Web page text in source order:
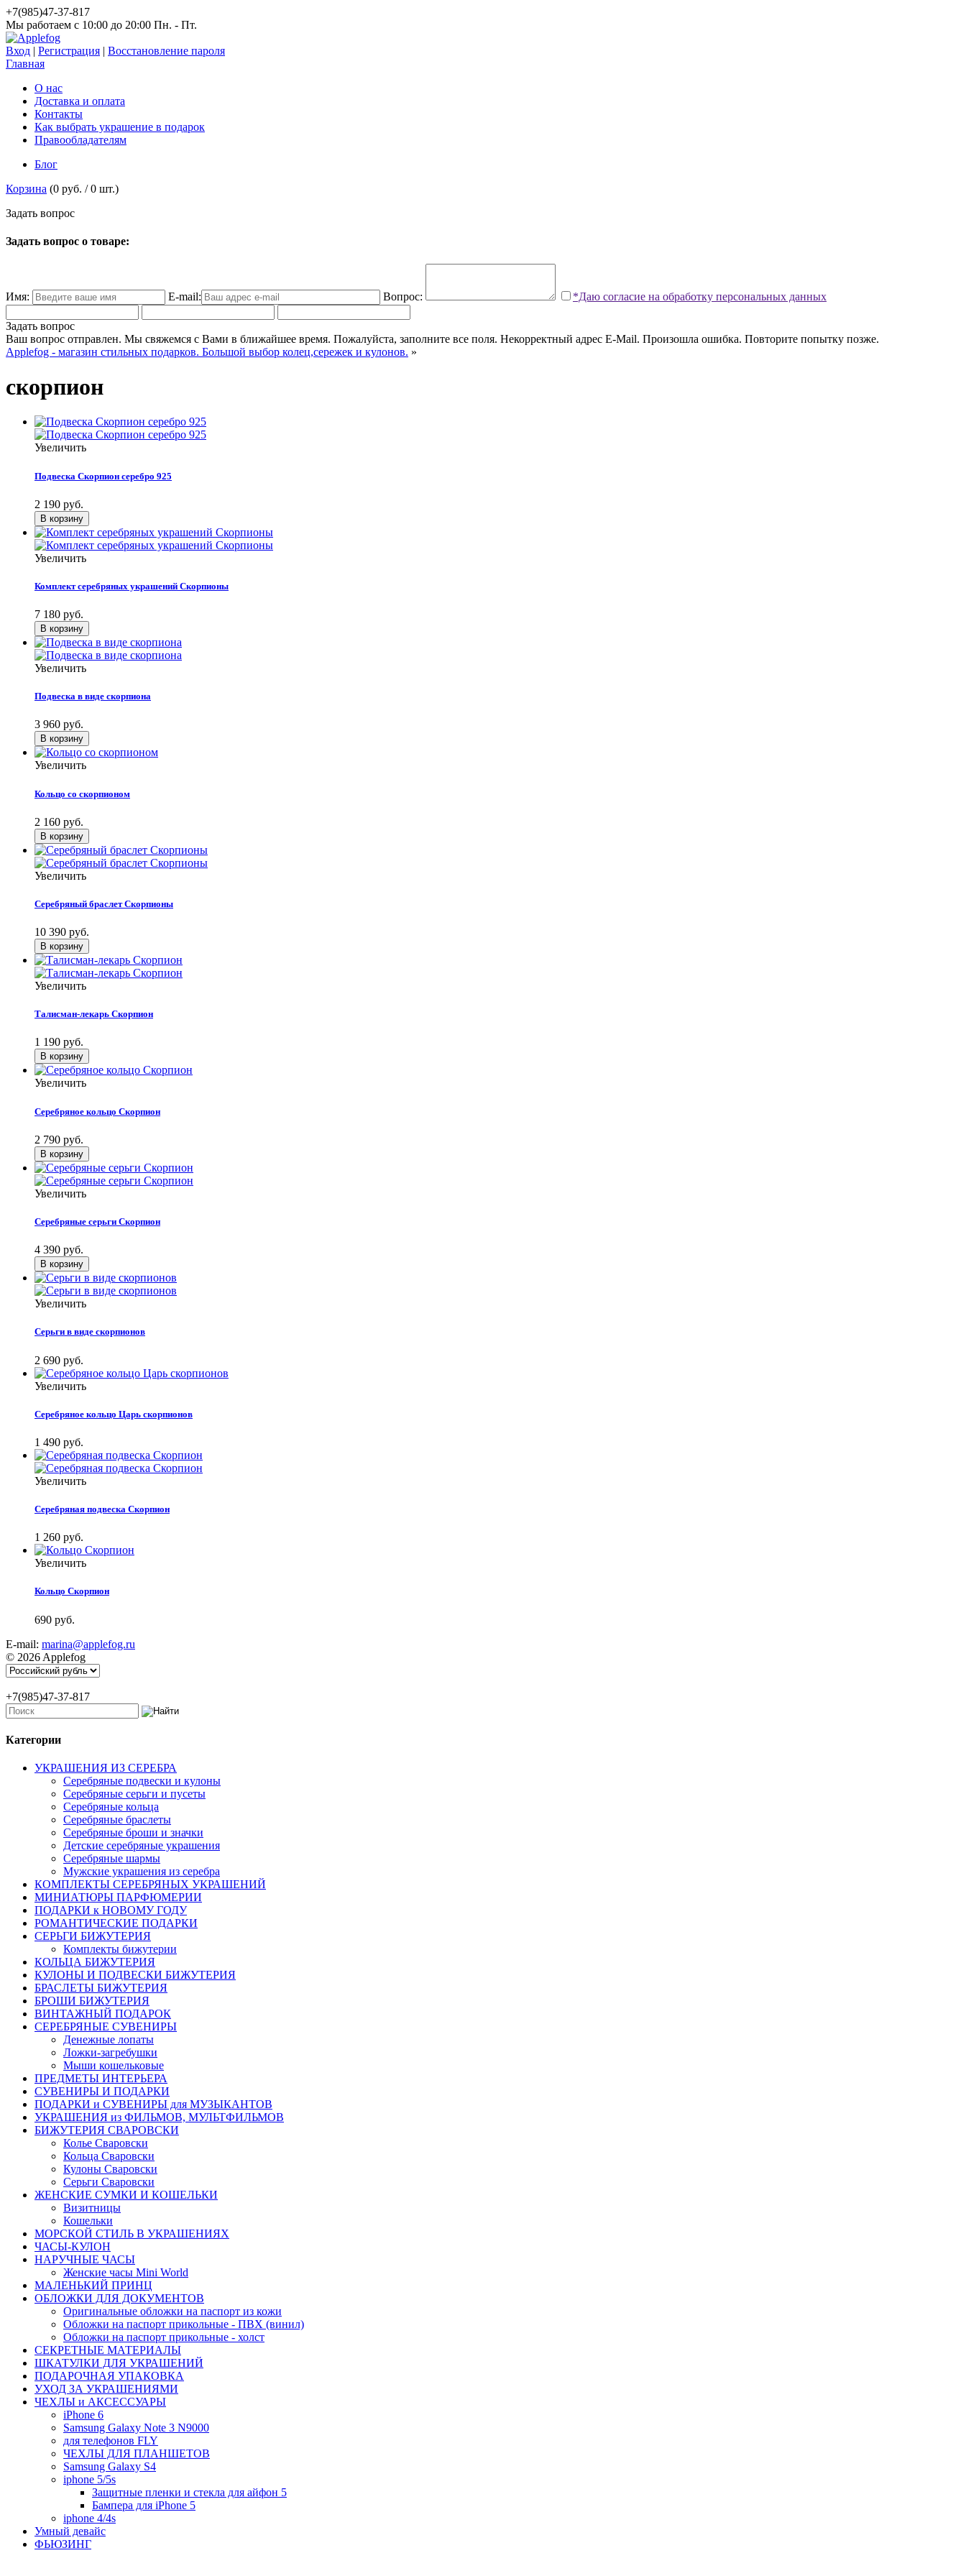
+7(985)47-37-817
Мы работаем c 10:00 до 20:00 Пн. - Пт.
Вход | Регистрация | Восстановление пароля
Главная
О нас
Доставка и оплата
Контакты
Как выбрать украшение в подарок
Правообладателям
Блог
Корзина (0 руб. /0 шт.)
Задать вопрос
Задать вопрос о товаре:
Имя: E-mail: Вопрос: *Даю согласие на обработку персональных данных
Задать вопрос
Ваш вопрос отправлен. Мы свяжемся с Вами в ближайшее время. Пожалуйста, заполните все поля. Некорректный адрес E-Mail. Произошла ошибка. Повторите попытку позже.
Applefog - магазин стильных подарков. Большой выбор колец,сережек и кулонов. »
скорпион
Увеличить
Подвеска Скорпион серебро 925
2 190 руб.
Увеличить
Комплект серебряных украшений Скорпионы
7 180 руб.
Увеличить
Подвеска в виде скорпиона
3 960 руб.
Увеличить
Кольцо со скорпионом
2 160 руб.
Увеличить
Серебряный браслет Скорпионы
10 390 руб.
Увеличить
Талисман-лекарь Скорпион
1 190 руб.
Увеличить
Серебряное кольцо Скорпион
2 790 руб.
Увеличить
Серебряные серьги Скорпион
4 390 руб.
Увеличить
Серьги в виде скорпионов
2 690 руб.
Увеличить
Серебряное кольцо Царь скорпионов
1 490 руб.
Увеличить
Серебряная подвеска Скорпион
1 260 руб.
Увеличить
Кольцо Скорпион
690 руб.
E-mail: marina@applefog.ru
© 2026 Applefog
+7(985)47-37-817
Категории
УКРАШЕНИЯ ИЗ СЕРЕБРА
Серебряные подвески и кулоны
Серебряные серьги и пусеты
Серебряные кольца
Серебряные браслеты
Серебряные броши и значки
Детские серебряные украшения
Серебряные шармы
Мужские украшения из серебра
КОМПЛЕКТЫ СЕРЕБРЯНЫХ УКРАШЕНИЙ
МИНИАТЮРЫ ПАРФЮМЕРИИ
ПОДАРКИ к НОВОМУ ГОДУ
РОМАНТИЧЕСКИЕ ПОДАРКИ
СЕРЬГИ БИЖУТЕРИЯ
Комплекты бижутерии
КОЛЬЦА БИЖУТЕРИЯ
КУЛОНЫ И ПОДВЕСКИ БИЖУТЕРИЯ
БРАСЛЕТЫ БИЖУТЕРИЯ
БРОШИ БИЖУТЕРИЯ
ВИНТАЖНЫЙ ПОДАРОК
СЕРЕБРЯНЫЕ СУВЕНИРЫ
Денежные лопаты
Ложки-загребушки
Мыши кошельковые
ПРЕДМЕТЫ ИНТЕРЬЕРА
СУВЕНИРЫ И ПОДАРКИ
ПОДАРКИ и СУВЕНИРЫ для МУЗЫКАНТОВ
УКРАШЕНИЯ из ФИЛЬМОВ, МУЛЬТФИЛЬМОВ
БИЖУТЕРИЯ СВАРОВСКИ
Колье Сваровски
Кольца Сваровски
Кулоны Сваровски
Серьги Сваровски
ЖЕНСКИЕ СУМКИ И КОШЕЛЬКИ
Визитницы
Кошельки
МОРСКОЙ СТИЛЬ В УКРАШЕНИЯХ
ЧАСЫ-КУЛОН
НАРУЧНЫЕ ЧАСЫ
Женские часы Mini World
МАЛЕНЬКИЙ ПРИНЦ
ОБЛОЖКИ ДЛЯ ДОКУМЕНТОВ
Оригинальные обложки на паспорт из кожи
Обложки на паспорт прикольные - ПВХ (винил)
Обложки на паспорт прикольные - холст
СЕКРЕТНЫЕ МАТЕРИАЛЫ
ШКАТУЛКИ ДЛЯ УКРАШЕНИЙ
ПОДАРОЧНАЯ УПАКОВКА
УХОД ЗА УКРАШЕНИЯМИ
ЧEХЛЫ и АКСЕССУАРЫ
iPhone 6
Samsung Galaxy Note 3 N9000
для телефонов FLY
ЧЕХЛЫ ДЛЯ ПЛАНШЕТОВ
Samsung Galaxy S4
iphone 5/5s
Защитные пленки и стекла для айфон 5
Бампера для iPhone 5
iphone 4/4s
Умный девайс
ФЬЮЗИНГ